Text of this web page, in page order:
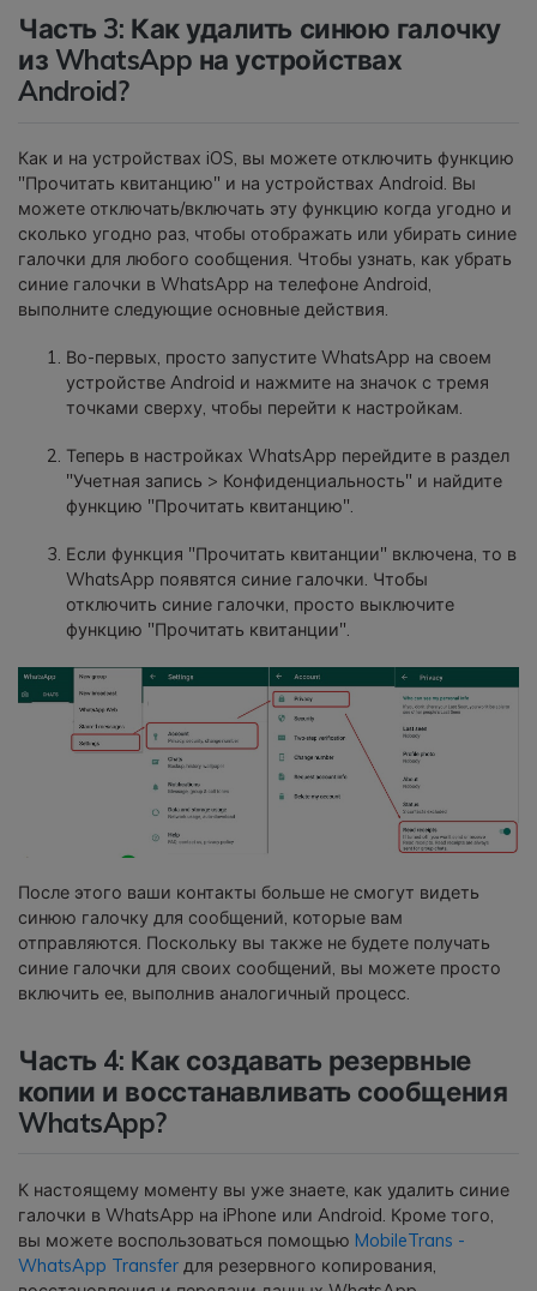
Часть 3: Как удалить синюю галочку
из WhatsApp на устройствах
Android?
Как и на устройствах iOS, вы можете отключить функцию
"Прочитать квитанцию" и на устройствах Android. Вы
можете отключать/включать эту функцию когда угодно и
сколько угодно раз, чтобы отображать или убирать синие
галочки для любого сообщения. Чтобы узнать, как убрать
синие галочки в WhatsApp на телефоне Android,
выполните следующие основные действия.
Во-первых, просто запустите WhatsApp на своем
устройстве Android и нажмите на значок с тремя
точками сверху, чтобы перейти к настройкам.
Теперь в настройках WhatsApp перейдите в раздел
"Учетная запись > Конфиденциальность" и найдите
функцию "Прочитать квитанцию".
Если функция "Прочитать квитанции" включена, то в
WhatsApp появятся синие галочки. Чтобы
отключить синие галочки, просто выключите
функцию "Прочитать квитанции".
После этого ваши контакты больше не смогут видеть
синюю галочку для сообщений, которые вам
отправляются. Поскольку вы также не будете получать
синие галочки для своих сообщений, вы можете просто
включить ее, выполнив аналогичный процесс.
Часть 4: Как создавать резервные
копии и восстанавливать сообщения
WhatsApp?
К настоящему моменту вы уже знаете, как удалить синие
галочки в WhatsApp на iPhone или Android. Кроме того,
вы можете воспользоваться помощью MobileTrans -
WhatsApp Transfer для резервного копирования,